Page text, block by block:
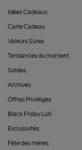
Idées Cadeaux
Carte Cadeau
Valeurs Sûres
Tendances du moment
Soldes
Archives
Offres Privilèges
Black Friday Lulli
Exclusivités
Fête des mères